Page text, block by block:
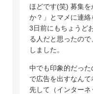
ほどです(笑) 募集
か？」とマメに連
3日前にもちょうど
る人だと思ったの
しました。
中でも印象的だっ
で広告を出すなん
先して（インター